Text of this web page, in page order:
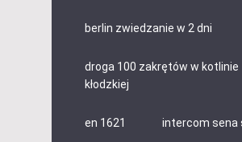
berlin zwiedzanie w 2 dni
droga 100 zakrętów w kotlinie
kłodzkiej
en 1621 intercom sena